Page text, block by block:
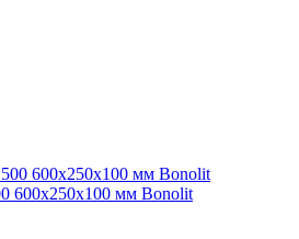
600х250х100 мм Bonolit